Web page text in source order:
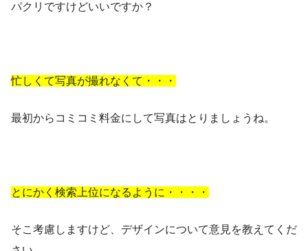
パクリですけどいいですか？
忙しくて写真が撮れなくて・・・
最初からコミコミ料金にして写真はとりましょうね。
とにかく検索上位になるように・・・・
そこ考慮しますけど、デザインについて意見を教えてくだ